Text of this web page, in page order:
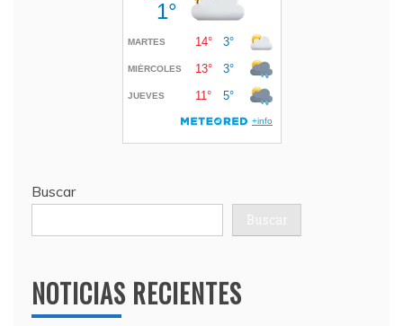
Buscar
Buscar
NOTICIAS RECIENTES